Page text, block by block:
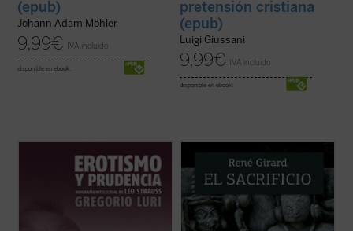
(epub)
Johann Adam Möhler
9,99€ IVA incluido
disponible en ebook:
pretensión cristiana
(epub)
Luigi Giussani
9,99€ IVA incluido
disponible en ebook:
¿Quién era Leo Strauss y qué decía
exactamente? Hay quienes se jactan de
haber descubierto el «indiscutible carácter
falocrático» de su filosofía, quienes lo ven
como el constructor moderno del «mito de
la tradición» y quienes alimentan ...(ver
humana. El griego queda a oscuras, los
vedas se acercan a su desvelamiento, pero
sólo el cristianismo lo pone en evidencia y
lo desamortiza. Y, con esta acción
desmitificadora, deja también en ...
ficha)